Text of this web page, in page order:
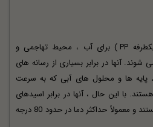
چک ولو پلی پروپیلن (شیر یکطرفه PP ) برای آب ، محیط تهاجمی و
آنها در برابر بسیاری از رسانه های
پایه ها و محلول های آبی که به سرعت
با این حال ، آنها در برابر اسیدهای
غلیظ و اکسید کننده ها مقاوم نیستند و معمولاً حداکثر دما در حدود 80 درجه